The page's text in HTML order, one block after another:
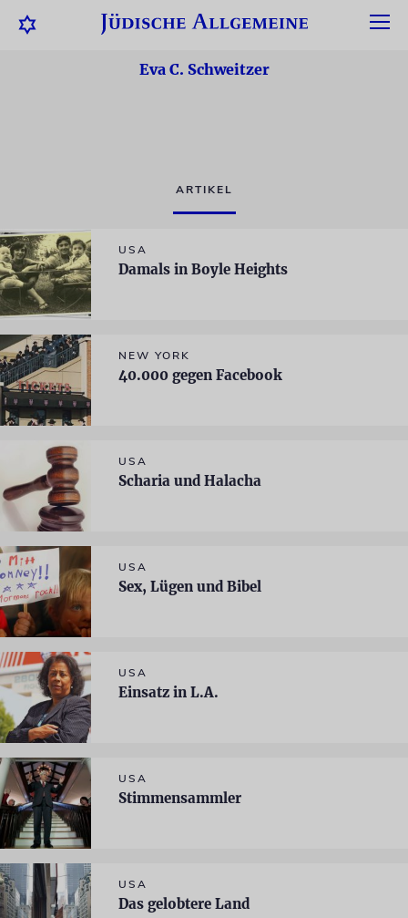
Eva C. Schweitzer
ARTIKEL
USA
Damals in Boyle Heights
NEW YORK
40.000 gegen Facebook
USA
Scharia und Halacha
USA
Sex, Lügen und Bibel
USA
Einsatz in L.A.
USA
Stimmensammler
USA
Das gelobtere Land